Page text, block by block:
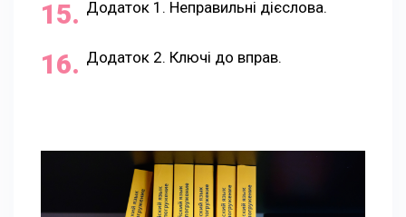
Додаток 1. Неправильні дієслова.
Додаток 2. Ключі до вправ.